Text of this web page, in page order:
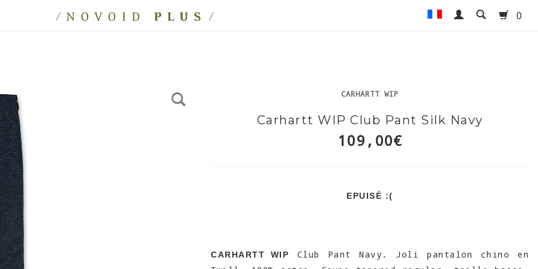
0
CARHARTT WIP
Carhartt WIP Club Pant Silk Navy
109,00€
EPUISÉ :(
CARHARTT WIP
Club Pant Navy. Joli pantalon chino en